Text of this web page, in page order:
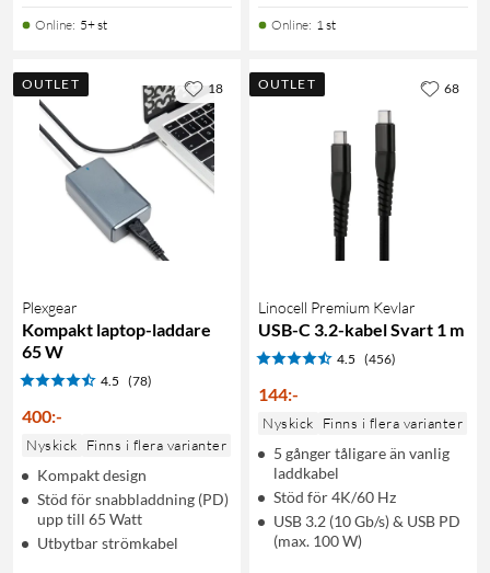
Online: 5+ st Online: 1 st
OUTLET
Plexgear
Kompakt laptop-laddare
65 W
4.5 (78)
400:-
Nyskick Finns i flera varianter
Kompakt design
Stöd för snabbladdning (PD)
upp till 65 Watt
Utbytbar strömkabel
18 OUTLET
Linocell Premium Kevlar
USB-C 3.2-kabel Svart 1 m
4.5 (456)
144:-
Nyskick Finns i flera varianter
5 gånger tåligare än vanlig
laddkabel
Stöd för 4K/60 Hz
USB 3.2 (10 Gb/s) & USB PD
(max. 100 W)
68